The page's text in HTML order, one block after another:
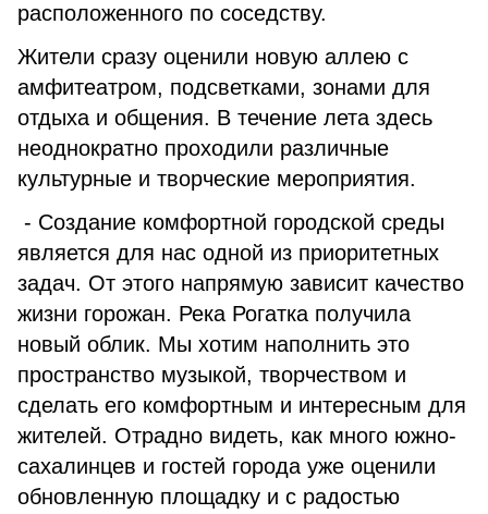
расположенного по соседству.
Жители сразу оценили новую аллею с
амфитеатром, подсветками, зонами для
отдыха и общения. В течение лета здесь
неоднократно проходили различные
культурные и творческие мероприятия.
- Создание комфортной городской среды
является для нас одной из приоритетных
задач. От этого напрямую зависит качество
жизни горожан. Река Рогатка получила
новый облик. Мы хотим наполнить это
пространство музыкой, творчеством и
сделать его комфортным и интересным для
жителей. Отрадно видеть, как много южно-
сахалинцев и гостей города уже оценили
обновленную площадку и с радостью